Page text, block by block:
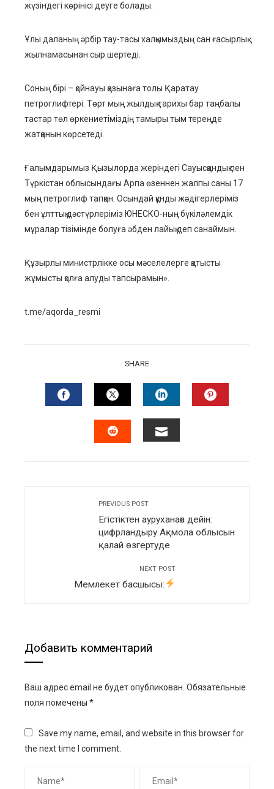
жүзіндегі көрінісі деуге болады.
Ұлы даланың әрбір тау-тасы халқымыздың сан ғасырлық
жылнамасынан сыр шертеді.
Соның бірі – қойнауы қазынаға толы Қаратау
петроглифтері. Төрт мың жылдық тарихы бар таңбалы
тастар төл өркениетіміздің тамыры тым тереңде
жатқанын көрсетеді.
Ғалымдарымыз Қызылорда жеріндегі Сауысқандық пен
Түркістан облысындағы Арпа өзеннен жалпы саны 17
мың петроглиф тапқан. Осындай құнды жәдігерлеріміз
бен ұлттық дәстүрлеріміз ЮНЕСКО-ның бүкіләлемдік
мұралар тізімінде болуға әбден лайық деп санаймын.
Құзырлы министрлікке осы мәселелерге қатысты
жұмысты қолға алуды тапсырамын».
t.me/aqorda_resmi
SHARE
FACEBOOKTWITTERLINKEDIN
PREVIOUS POST
Егістіктен ауруханаға дейін:
цифрландыру Ақмола облысын
қалай өзгертуде
NEXT POST
Мемлекет басшысы:
Добавить комментарий
Ваш адрес email не будет опубликован. Обязательные
поля помечены *
Save my name, email, and website in this browser for
the next time I comment.